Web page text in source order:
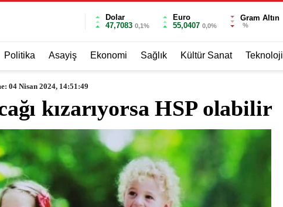
Dolar
47,7083 0,1%
Euro
55,0407 0,0%
Gram Altın
%
Politika Asayiş Ekonomi Sağlık Kültür Sanat Teknoloji
04 Nisan 2024, 14:51:49
kızarıyorsa HSP olabilir